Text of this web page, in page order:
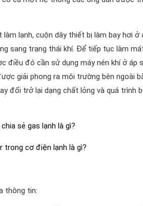
làm lạnh, cuộn dây thiết bị làm bay hơi
sang trạng thái khí. Để tiếp tục làm
điều đó cần sử dụng máy nén khí ở
giải phong ra môi trường bên ngoài
đổi trở lại dạng chất lỏng và quá
sẻ gas lạnh là gì?
trong cơ điện lạnh là gì?
thông tin: